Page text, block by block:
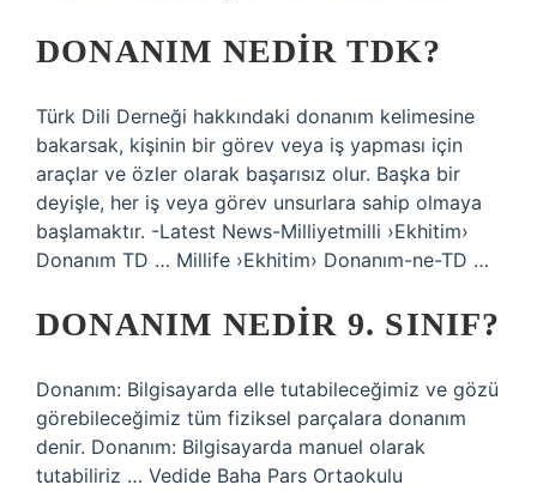
DONANIM NEDIR TDK?
Türk Dili Derneği hakkındaki donanım kelimesine
bakarsak, kişinin bir görev veya iş yapması için
araçlar ve özler olarak başarısız olur. Başka bir
deyişle, her iş veya görev unsurlara sahip olmaya
başlamaktır. -Latest News-Milliyetmilli ›Ekhitim›
Donanım TD … Millife ›Ekhitim› Donanım-ne-TD …
DONANIM NEDIR 9. SINIF?
Donanım: Bilgisayarda elle tutabileceğimiz ve gözü
görebileceğimiz tüm fiziksel parçalara donanım
denir. Donanım: Bilgisayarda manuel olarak
tutabiliriz … Vedide Baha Pars Ortaokulu